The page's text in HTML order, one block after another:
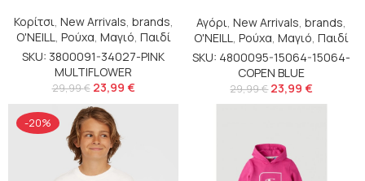
Κορίτσι, New Arrivals, brands,
O'NEILL, Ρούχα, Μαγιό, Παιδί
SKU: 3800091-34027-PINK
MULTIFLOWER
29,99€ 23,99 €
Αγόρι,New Arrivals,brands,
O'NEILL,Ρούχα,Μαγιό,Παιδί
SKU: 4800095-15064-15064-
COPEN BLUE
29,99€ 23,99 €
-20%